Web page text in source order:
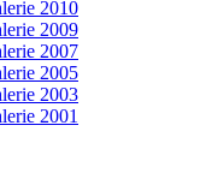
2010
2009
2007
2005
2003
2001